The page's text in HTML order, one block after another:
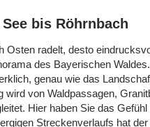
bis Röhrnbach
Osten radelt, desto
des Bayerischen
genau wie das
wird von Waldpassagen,
Hier haben Sie das
Streckenverlaufs hat